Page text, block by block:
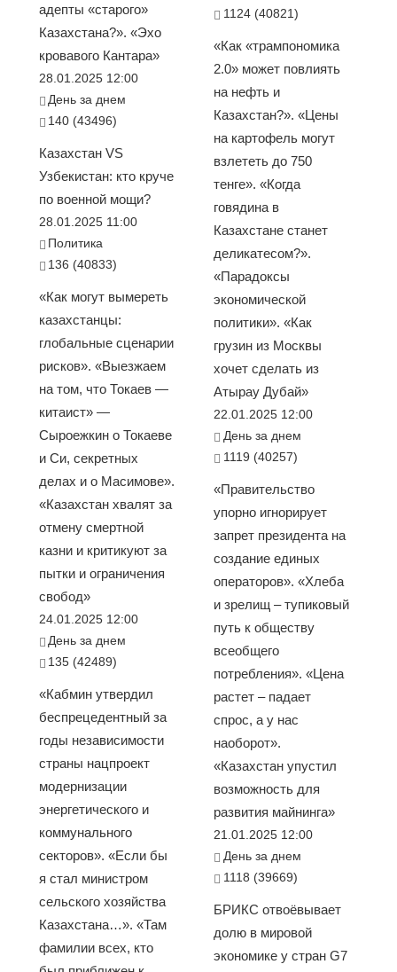
адепты «старого»
Казахстана?». «Эхо
кровавого Кантара»
28.01.2025 12:00
День за днем
140 (43496)
Казахстан VS
Узбекистан: кто круче
по военной мощи?
28.01.2025 11:00
Политика
136 (40833)
«Как могут вымереть
казахстанцы:
глобальные сценарии
рисков». «Выезжаем
на том, что Токаев —
китаист» —
Сыроежкин о Токаеве
и Си, секретных
делах и о Масимове».
«Казахстан хвалят за
отмену смертной
казни и критикуют за
пытки и ограничения
свобод»
24.01.2025 12:00
День за днем
135 (42489)
«Кабмин утвердил
беспрецедентный за
годы независимости
страны нацпроект
модернизации
энергетического и
коммунального
секторов». «Если бы
я стал министром
сельского хозяйства
Казахстана…». «Там
фамилии всех, кто
1124 (40821)
«Как «трампономика
2.0» может повлиять
на нефть и
Казахстан?». «Цены
на картофель могут
взлететь до 750
тенге». «Когда
говядина в
Казахстане станет
деликатесом?».
«Парадоксы
экономической
политики». «Как
грузин из Москвы
хочет сделать из
Атырау Дубай»
22.01.2025 12:00
День за днем
1119 (40257)
«Правительство
упорно игнорирует
запрет президента на
создание единых
операторов». «Хлеба
и зрелищ – тупиковый
путь к обществу
всеобщего
потребления». «Цена
растет – падает
спрос, а у нас
наоборот».
«Казахстан упустил
возможность для
развития майнинга»
21.01.2025 12:00
День за днем
1118 (39669)
БРИКС отвоёвывает
долю в мировой
экономике у стран G7